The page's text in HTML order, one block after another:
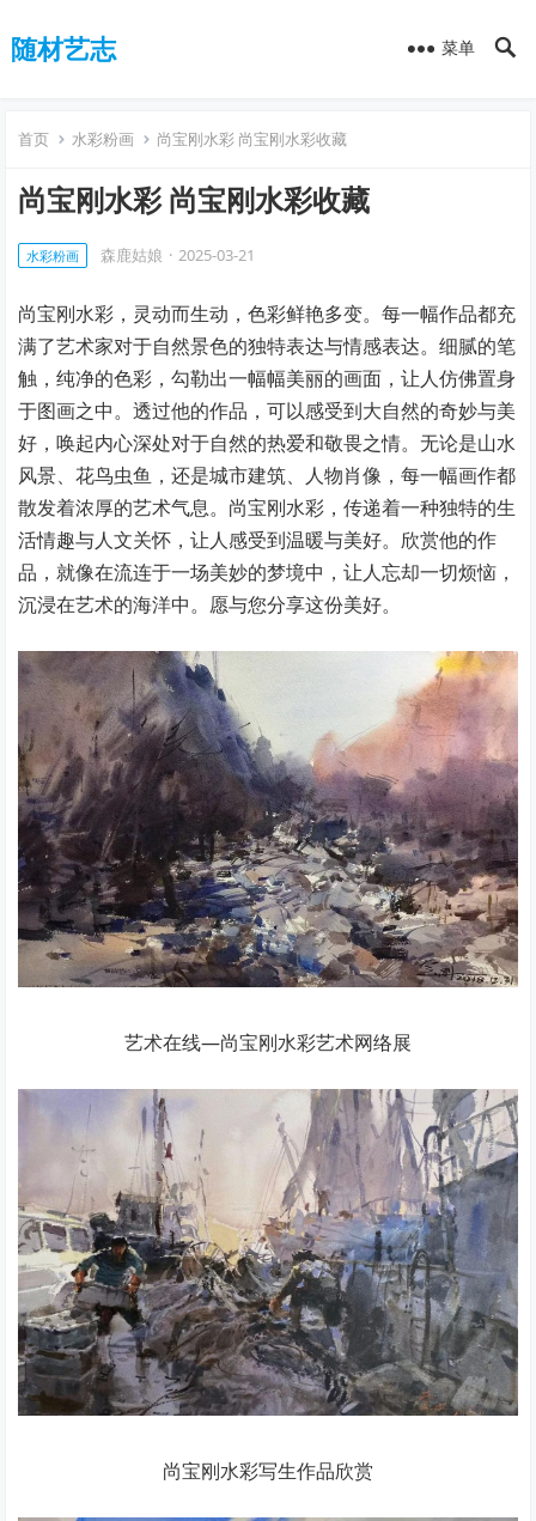
随材艺志 菜单
首页 水彩粉画 尚宝刚水彩 尚宝刚水彩收藏
尚宝刚水彩 尚宝刚水彩收藏
水彩粉画 森鹿姑娘 · 2025-03-21
尚宝刚水彩，灵动而生动，色彩鲜艳多变。每一幅作品都充
满了艺术家对于自然景色的独特表达与情感表达。细腻的笔
触，纯净的色彩，勾勒出一幅幅美丽的画面，让人仿佛置身
于图画之中。透过他的作品，可以感受到大自然的奇妙与美
好，唤起内心深处对于自然的热爱和敬畏之情。无论是山水
风景、花鸟虫鱼，还是城市建筑、人物肖像，每一幅画作都
散发着浓厚的艺术气息。尚宝刚水彩，传递着一种独特的生
活情趣与人文关怀，让人感受到温暖与美好。欣赏他的作
品，就像在流连于一场美妙的梦境中，让人忘却一切烦恼，
沉浸在艺术的海洋中。愿与您分享这份美好。
艺术在线—尚宝刚水彩艺术网络展
尚宝刚水彩写生作品欣赏